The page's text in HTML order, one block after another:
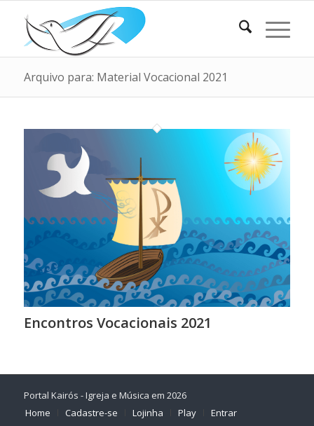
Arquivo para: Material Vocacional 2021
Encontros Vocacionais 2021
Portal Kairós - Igreja e Música em 2026
Home
Cadastre-se Lojinha Play Entrar